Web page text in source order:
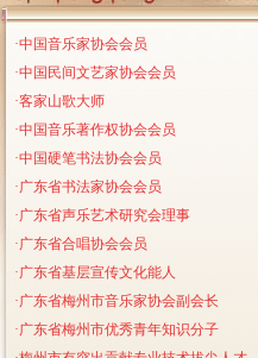
·中国音乐家协会会员
·中国民间文艺家协会会员
·客家山歌大师
·中国音乐著作权协会会员
·中国硬笔书法协会会员
·广东省书法家协会会员
·广东省声乐艺术研究会理事
·广东省合唱协会会员
·广东省基层宣传文化能人
·广东省梅州市音乐家协会副会长
·广东省梅州市优秀青年知识分子